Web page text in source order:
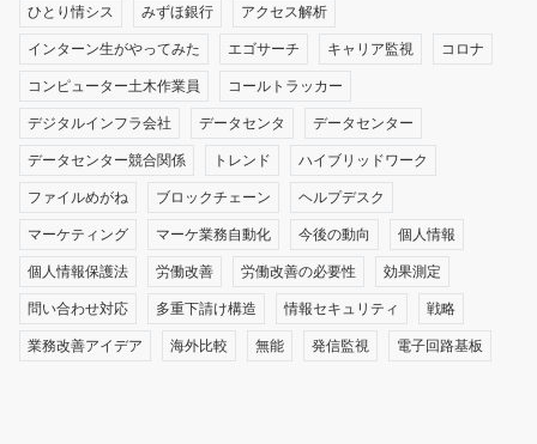
ひとり情シス みずほ銀行 アクセス解析
インターン生がやってみた エゴサーチ キャリア監視 コロナ
コンピューター土木作業員 コールトラッカー
デジタルインフラ会社 データセンタ データセンター
データセンター競合関係 トレンド ハイブリッドワーク
ファイルめがね ブロックチェーン ヘルプデスク
マーケティング マーケ業務自動化 今後の動向 個人情報
個人情報保護法 労働改善 労働改善の必要性 効果測定
問い合わせ対応 多重下請け構造 情報セキュリティ 戦略
業務改善アイデア 海外比較 無能 発信監視 電子回路基板